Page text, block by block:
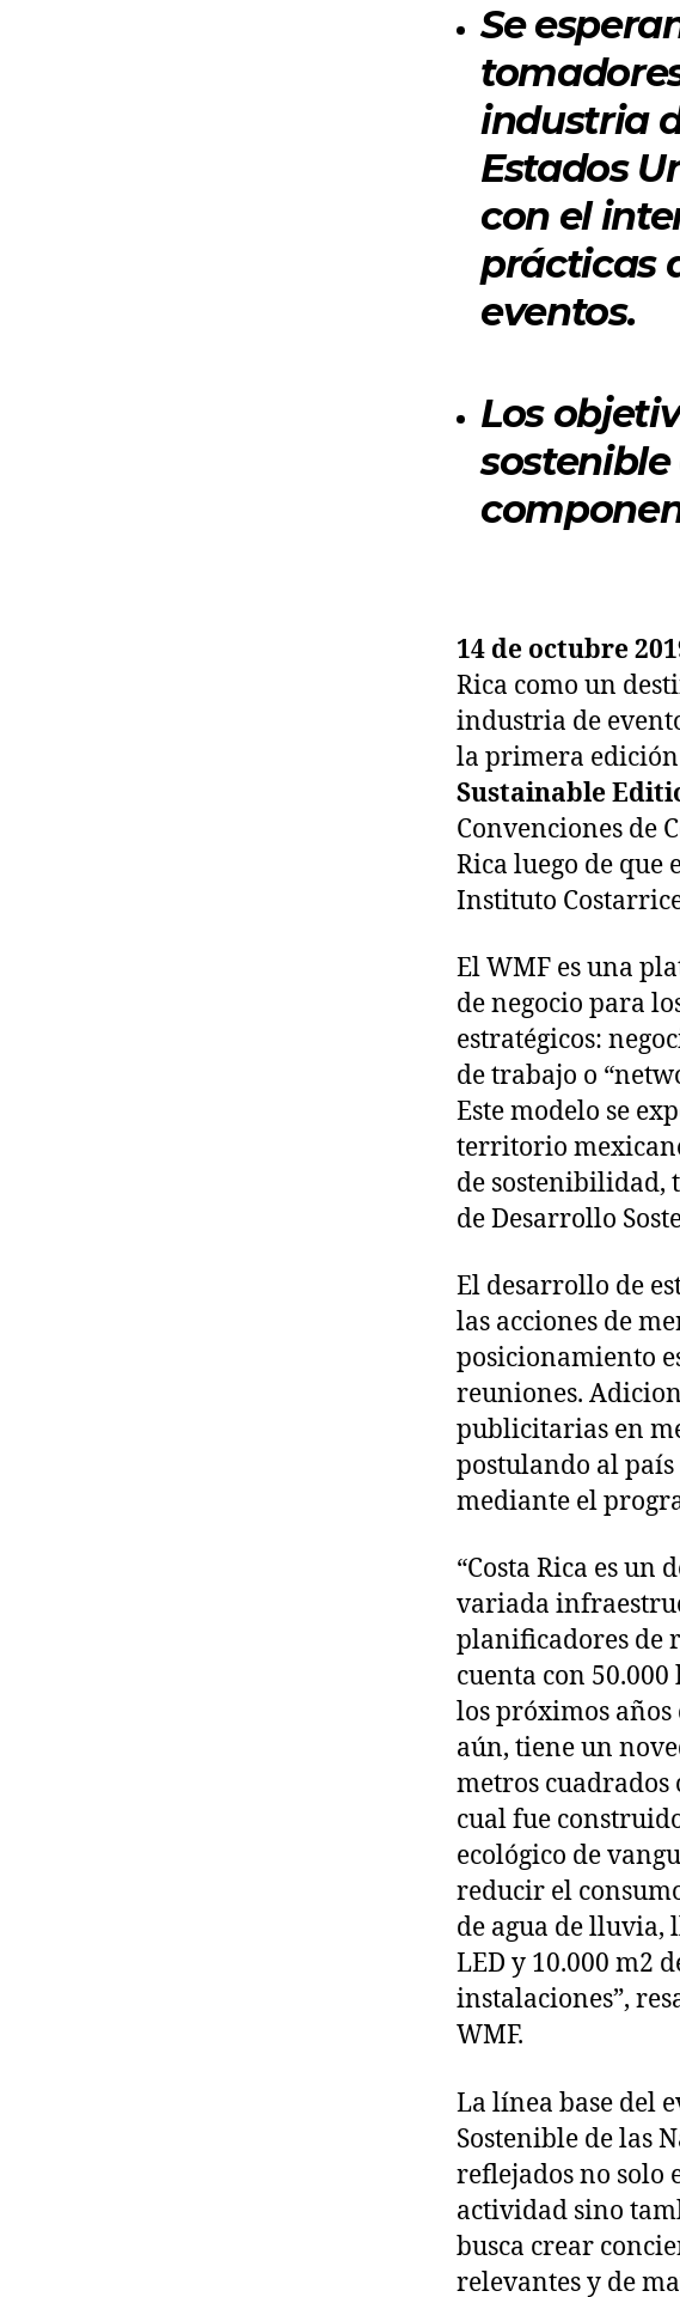
Se
industria
Estados
con el
prácticas
eventos.
Los
14 de octubre
Rica como un
industria de
la primera
Sustainable
Convenciones de
Rica luego de que
Instituto
El WMF es una
de negocio para
estratégicos:
de trabajo o
Este modelo se
territorio
de sostenibilidad,
de Desarrollo
El desarrollo de
las acciones de
posicionamiento
reuniones.
publicitarias en
postulando al
mediante el
“Costa Rica es un
variada
planificadores de
cuenta con
los próximos
aún, tiene un
metros cuadrados
cual fue
ecológico de
reducir el
de agua de
LED y 10.000 m2
instalaciones”,
WMF.
La línea base del
Sostenible de las
reflejados no solo
actividad sino
busca crear
relevantes y de